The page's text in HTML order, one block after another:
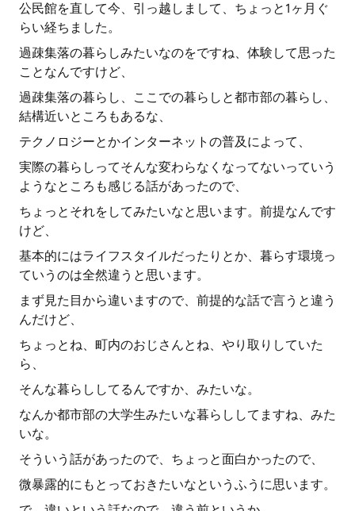
公民館を直して今、引っ越しまして、ちょっと1ヶ月ぐ
らい経ちました。
過疎集落の暮らしみたいなのをですね、体験して思った
ことなんですけど、
過疎集落の暮らし、ここでの暮らしと都市部の暮らし、
結構近いところもあるな、
テクノロジーとかインターネットの普及によって、
実際の暮らしってそんな変わらなくなってないっていう
ようなところも感じる話があったので、
ちょっとそれをしてみたいなと思います。前提なんです
けど、
基本的にはライフスタイルだったりとか、暮らす環境っ
ていうのは全然違うと思います。
まず見た目から違いますので、前提的な話で言うと違う
んだけど、
ちょっとね、町内のおじさんとね、やり取りしていた
ら、
そんな暮らししてるんですか、みたいな。
なんか都市部の大学生みたいな暮らししてますね、みた
いな。
そういう話があったので、ちょっと面白かったので、
微暴露的にもとっておきたいなというふうに思います。